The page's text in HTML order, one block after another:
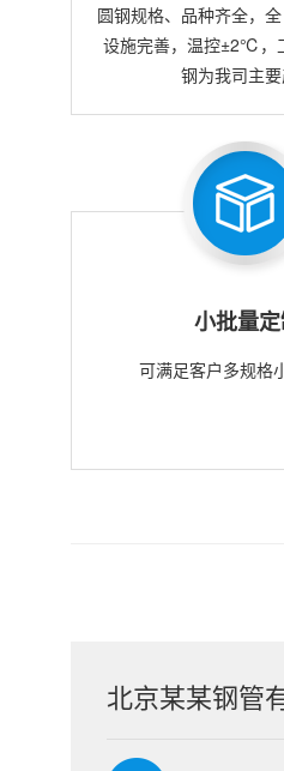
圆钢规格、品种齐全，
设施完善，温控±2℃，
钢为我司主
小批量
可满足客户多规格
北京某某钢管